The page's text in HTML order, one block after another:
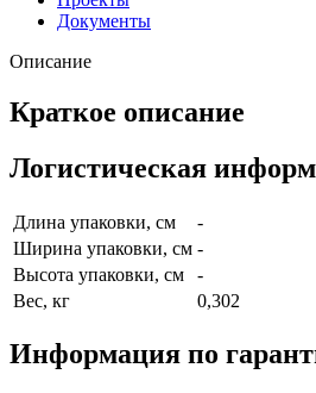
Документы
Описание
Краткое описание
Логистическая
Длина упаковки, см
-
Ширина упаковки, см -
Высота упаковки, см
-
Вес, кг
0,302
Информация по